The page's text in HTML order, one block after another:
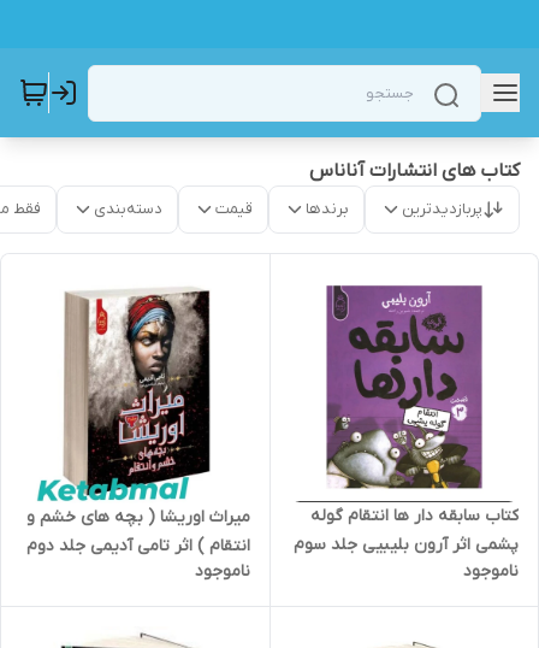
کتاب های انتشارات آناناس
پربازدیدترین برندها قیمت دسته‌بندی فقط
کتاب سابقه دار ها انتقام گوله
پشمی اثر آرون بلیبیی جلد سوم
انتشارات آناناس
ناموجود
میراث اوریشا ( بچه های خشم و
انتقام ) اثر تامی آدیمی جلد دوم
انتشارات آناناس
ناموجود